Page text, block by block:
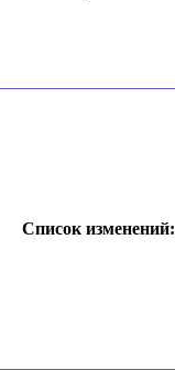
Список изменений: